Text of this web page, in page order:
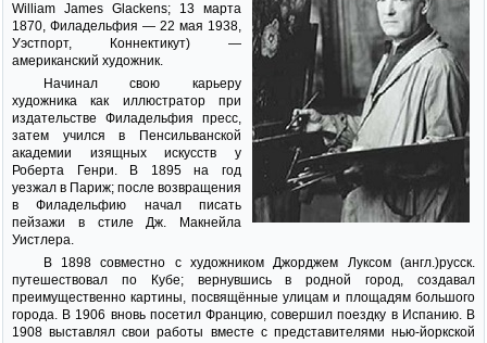
William James Glackens; 13 марта
1870, Филадельфия — 22 мая 1938,
Уэстпорт, Коннектикут) —
американский художник.
Начинал свою карьеру
художника как иллюстратор при
издательстве Филадельфия пресс,
затем учился в Пенсильванской
академии изящных искусств у
Роберта Генри. В 1895 на год
уезжал в Париж; после возвращения
в Филадельфию начал писать
пейзажи в стиле Дж. Макнейла
Уистлера.
В 1898 совместно с художником Джорджем Луксом (англ.)русск.
путешествовал по Кубе; вернувшись в родной город, создавал
преимущественно картины, посвящённые улицам и площадям большого
города. В 1906 вновь посетил Францию, совершил поездку в Испанию. В
1908 выставлял свои работы вместе с представителями нью-йоркской